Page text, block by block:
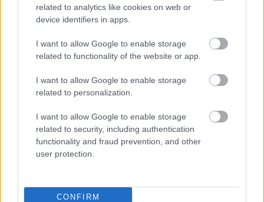
related to analytics like cookies on web or
device identifiers in apps.
I want to allow Google to enable storage
related to functionality of the website or app.
I want to allow Google to enable storage
related to personalization.
I want to allow Google to enable storage
related to security, including authentication
functionality and fraud prevention, and other
user protection.
CONFIRM
útfelújítás Pestszentlőrinc XVIII. kerület Profunda Bau
lakótelep legfontosabb utcáját
Pestszentlőrinc egyik első lakótelepén kanyarog a Dolgozó utca,
amelynek komplex burkolatmegújításáért felel a Profunda Bau.
épülnek Zuglóban – helyben tartják a
csapadékvizet